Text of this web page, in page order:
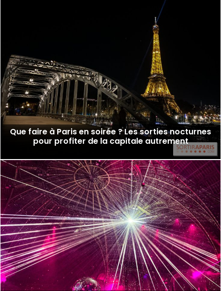
Que faire à Paris en soirée ? Les sorties nocturnes
pour profiter de la capitale autrement